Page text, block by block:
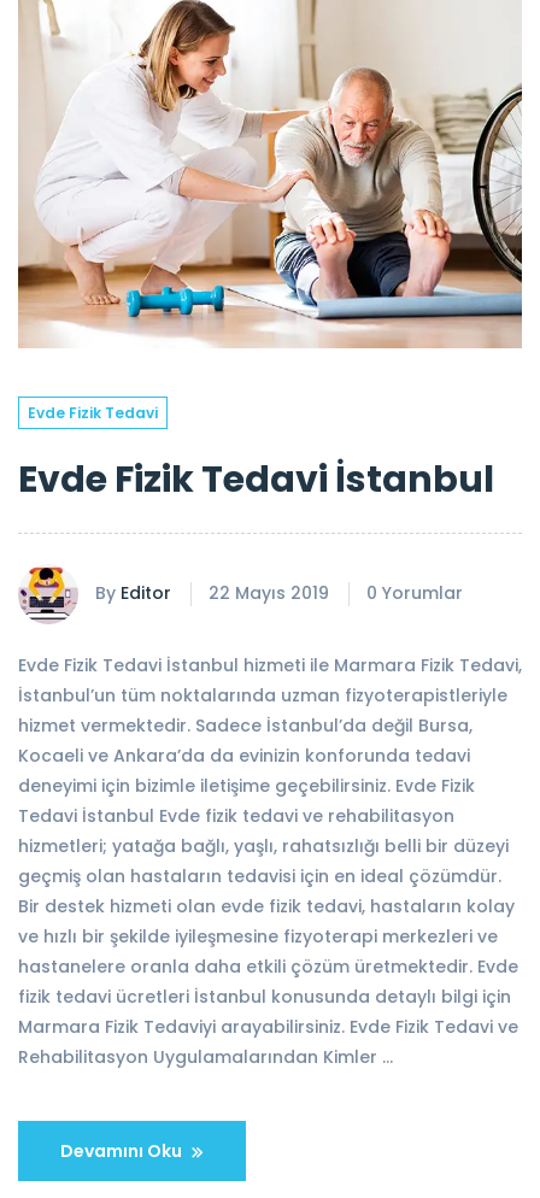
Evde Fizik Tedavi
Evde Fizik Tedavi İstanbul
By Editor 22 Mayıs 2019 0 Yorumlar
Evde Fizik Tedavi İstanbul hizmeti ile Marmara Fizik Tedavi,
İstanbul’un tüm noktalarında uzman fizyoterapistleriyle
hizmet vermektedir. Sadece İstanbul’da değil Bursa,
Kocaeli ve Ankara’da da evinizin konforunda tedavi
deneyimi için bizimle iletişime geçebilirsiniz. Evde Fizik
Tedavi İstanbul Evde fizik tedavi ve rehabilitasyon
hizmetleri; yatağa bağlı, yaşlı, rahatsızlığı belli bir düzeyi
geçmiş olan hastaların tedavisi için en ideal çözümdür.
Bir destek hizmeti olan evde fizik tedavi, hastaların kolay
ve hızlı bir şekilde iyileşmesine fizyoterapi merkezleri ve
hastanelere oranla daha etkili çözüm üretmektedir. Evde
fizik tedavi ücretleri İstanbul konusunda detaylı bilgi için
Marmara Fizik Tedaviyi arayabilirsiniz. Evde Fizik Tedavi ve
Rehabilitasyon Uygulamalarından Kimler …
Devamını Oku